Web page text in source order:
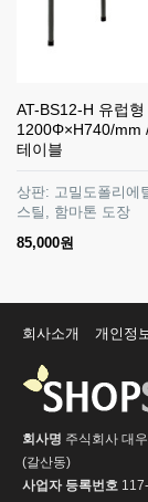
AT-BS12-H 유럽
1200Φ×H740/mm
테이블
상판: 고밀도폴리에
스틸, 함마톤 도장
85,000원
회사소개 개인정
회사명 주식회사 대
(갈산동)
사업자 등록번호